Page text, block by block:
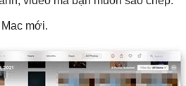
mới.